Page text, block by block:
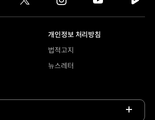
twitter instagram
tv
개인정보 처리방침
법적고지
뉴스레터